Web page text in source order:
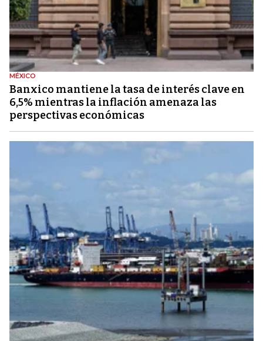
MÉXICO
Banxico mantiene la tasa de interés clave en
6,5% mientras la inflación amenaza las
perspectivas económicas